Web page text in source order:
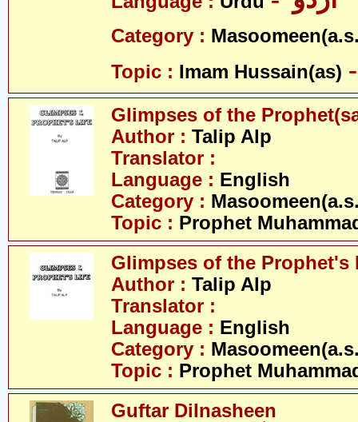
Category :
Topic : Imam Hussain(as)
Glimpses of the
Author : Talip Alp
Translator :
Language : English
Category :
Topic : Prophet
Glimpses of the Prophet's
Author : Talip Alp
Translator :
Language : English
Category :
Topic : Prophet
Guftar Dilnasheen